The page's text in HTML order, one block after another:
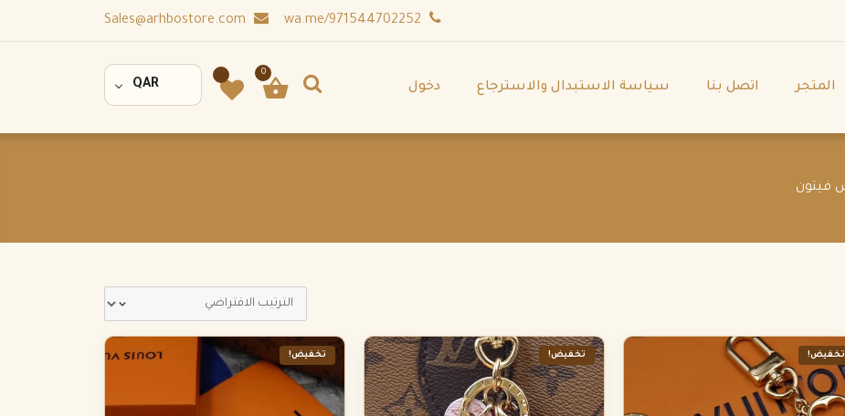
المتجر اتصل بنا سياسة الاستبدال والاسترجاع دخول
0
QAR
تخفيض! تخفيض! تخفيض!